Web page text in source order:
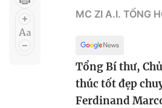
Công
Không
Hồ Chí
MC ZI A.I. TỔNG
Tổng Bí thư,
thúc tốt đẹp
Ferdinand